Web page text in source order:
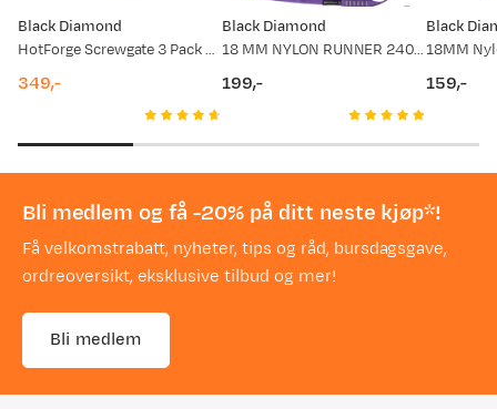
Black Diamond
HotForge Screwgate 3 Pack Black
349,-
Black Diamond
18 MM NYLON RUNNER 240 CM Purple
199,-
Black
159,-
Bli medlem og få -20% på ditt neste kjøp*!
Få velkomstrabatt, nyheter, tips og råd, bursdagsgave,
ordreoversikt, eksklusive tilbud og mer!
Bli medlem